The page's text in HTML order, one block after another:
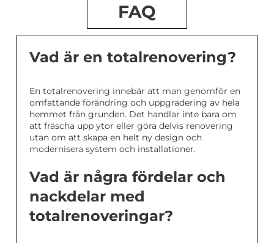
FAQ
Vad är en totalrenovering?
En totalrenovering innebär att man genomför en
omfattande förändring och uppgradering av hela
hemmet från grunden. Det handlar inte bara om
att fräscha upp ytor eller göra delvis renovering
utan om att skapa en helt ny design och
modernisera system och installationer.
Vad är några fördelar och
nackdelar med
totalrenoveringar?